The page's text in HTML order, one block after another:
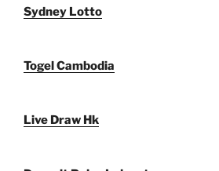
Sydney Lotto
Togel Cambodia
Live Draw Hk